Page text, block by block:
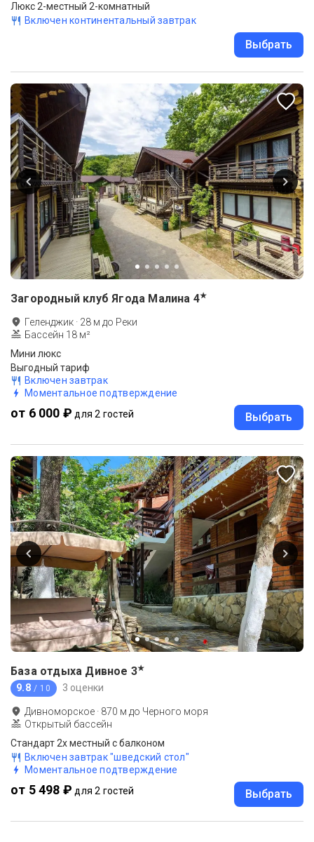
Люкс 2-местный 2-комнатный
Включен континентальный завтрак
Выбрать
Загородный клуб Ягода Малина 4★
Геленджик · 28 м до Реки
Бассейн 18 м²
Мини люкс
Выгодный тариф
Включен завтрак
Моментальное подтверждение
от 6 000 ₽ для 2 гостей Выбрать
База отдыха Дивное 3★
9.8 / 10 3 оценки
Дивноморское · 870 м до Черного моря
Открытый бассейн
Стандарт 2х местный с балконом
Включен завтрак "шведский стол"
Моментальное подтверждение
от 5 498 ₽ для 2 гостей Выбрать